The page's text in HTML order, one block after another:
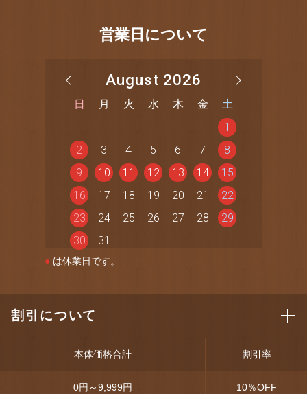
営業日について
August 2026
日 月 火 水 木 金
土
1
2
3 4 5 6 7
8
9
10 11 12 13 14
15
16
17 18 19 20 21
22
23
24 25 26 27 28
29
30
31
● は休業日です。
割引について
本体価格合計 割引率
0円～9,999円 10％OFF